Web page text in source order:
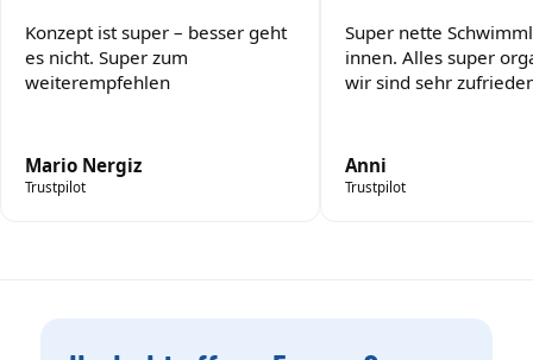
Konzept ist super – besser geht
es nicht. Super zum
weiterempfehlen
Mario Nergiz
Trustpilot
Super nette
innen. Alles super
wir sind sehr
Anni
Trustpilot